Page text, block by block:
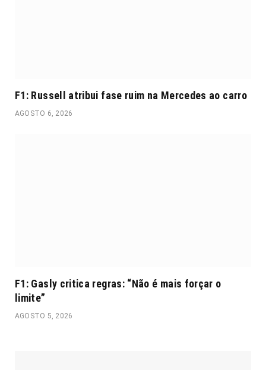
F1: Russell atribui fase ruim na Mercedes ao carro
AGOSTO 6, 2026
F1: Gasly critica regras: “Não é mais forçar o
limite”
AGOSTO 5, 2026